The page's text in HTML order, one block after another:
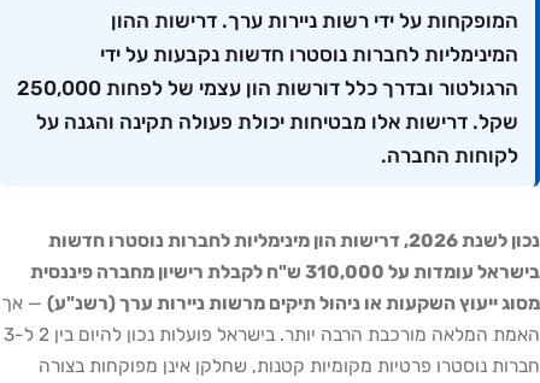
המופקחות על ידי רשות ניירות ערך. דרישות ההון
המינימליות לחברות נוסטרו חדשות נקבעות על ידי
הרגולטור ובדרך כלל דורשות הון עצמי של לפחות 250,000
שקל. דרישות אלו מבטיחות יכולת פעולה תקינה והגנה על
לקוחות החברה.
נכון לשנת 2026, דרישות הון מינימליות לחברות נוסטרו חדשות
בישראל עומדות על 310,000 ש"ח לקבלת רישיון מחברה פיננסית
מסוג ייעוץ השקעות או ניהול תיקים מרשות ניירות ערך (רשנ"ע) — אך
האמת המלאה מורכבת הרבה יותר. בישראל פועלות נכון להיום בין 2 ל-3
חברות נוסטרו פרטיות מקומיות קטנות, שחלקן אינן מפוקחות בצורה